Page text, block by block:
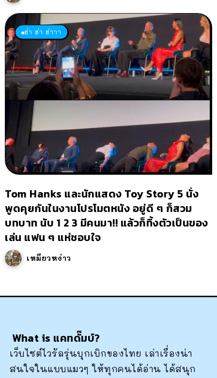
ฮ่า ฮ่า ฮ่าาา
Tom Hanks และนักแสดง Toy Story 5 นั่ง
พูดคุยกันในงานโปรโมตหนัง อยู่ดี ๆ ก็สวม
บทบาท นับ 1 2 3 มีคนมา!! แล้วก็ทิ้งตัวเป็นของ
เล่น แฟน ๆ แห่ชอบใจ
เหมียวหง่าว
What is แคทดั๊มบ์?
เว็บไซต์ไวรัลรุ่นบุกเบิกของไทย เล่าเรื่องน่า
สนใจในแบบแมวๆ ให้ทุกคนได้อ่าน ได้สนุก